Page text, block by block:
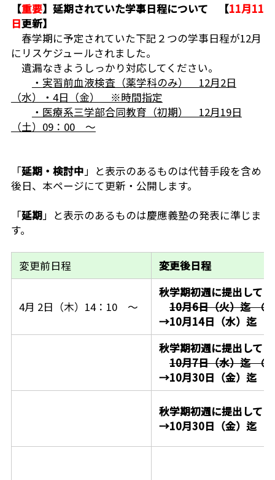
【重要】延期されていた学事日程について 【11月11
日更新】
春学期に予定されていた下記２つの学事日程が12月
にリスケジュールされました。
遺漏なきようしっかり対応してください。
・ 実習前血液検査（薬学科のみ） 12月2日
（水）・4日（金） ※時間指定
・医療系三学部合同教育（初期） 12月19日
（土）09：00 ～
「延期・検討中 」と表示のあるものは代替手段を含め
後日、本ページにて更新・公開します。
「延期」と表示のあるものは慶應義塾の発表に準じま
す。
変更前日程 変更後日程
4月 2日（木）14：10 ～
秋学期初週に提出して
10月6日（火）迄＠
→10月14日（水）迄
秋学期初週に提出して
10月7日（水）迄＠
→10月30日（金）迄
秋学期初週に提出して
→10月30日（金）迄